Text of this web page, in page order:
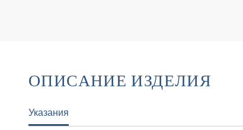
ОПИСАНИЕ ИЗДЕЛИЯ
Указания